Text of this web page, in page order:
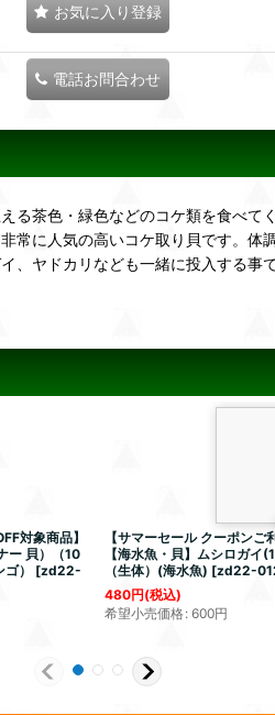
お気に入り登録
電話お問合わせ
茶色・緑色などのコケ類を食べ
に人気の高いコケ取り貝です。
ヤドカリなども一緒に投入する事
対象商品】
ー 貝）（10
）
[zd22-
【サマーセール クーポンご
【海水魚・貝】ムシロガイ
（生体）(海水魚) [zd22-
480円(税込)
希望小売価格: 600円